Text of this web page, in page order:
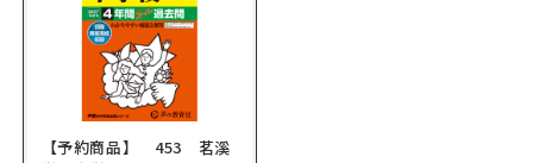
【予約商品】 453 茗溪